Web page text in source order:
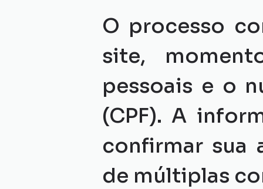
O processo
site,
pessoais e o
(CPF). A
confirmar sua
de múltiplas